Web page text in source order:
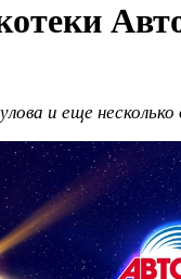
и еще